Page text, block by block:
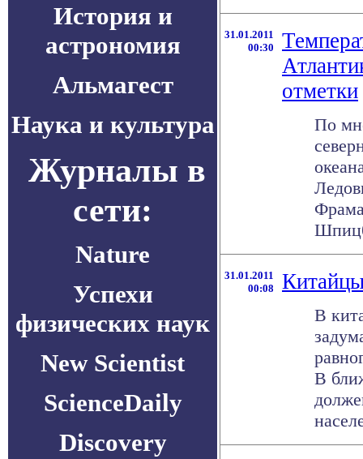
История и
астрономия
Альмагест
Наука и культура
Журналы в
сети:
Nature
Успехи
физических наук
New Scientist
ScienceDaily
Discovery
31.01.2011
00:30
отметки
По
31.01.2011
00:08
В
В